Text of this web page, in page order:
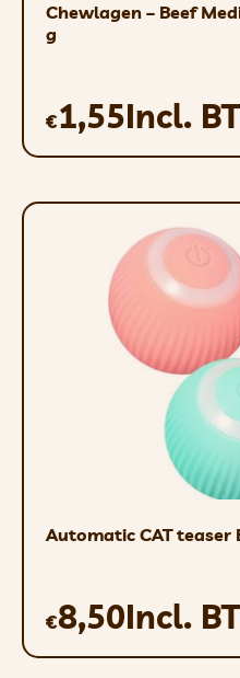
Chewlagen – Beef
g
€1,55Incl.
Automatic CAT teaser
€8,50Incl.